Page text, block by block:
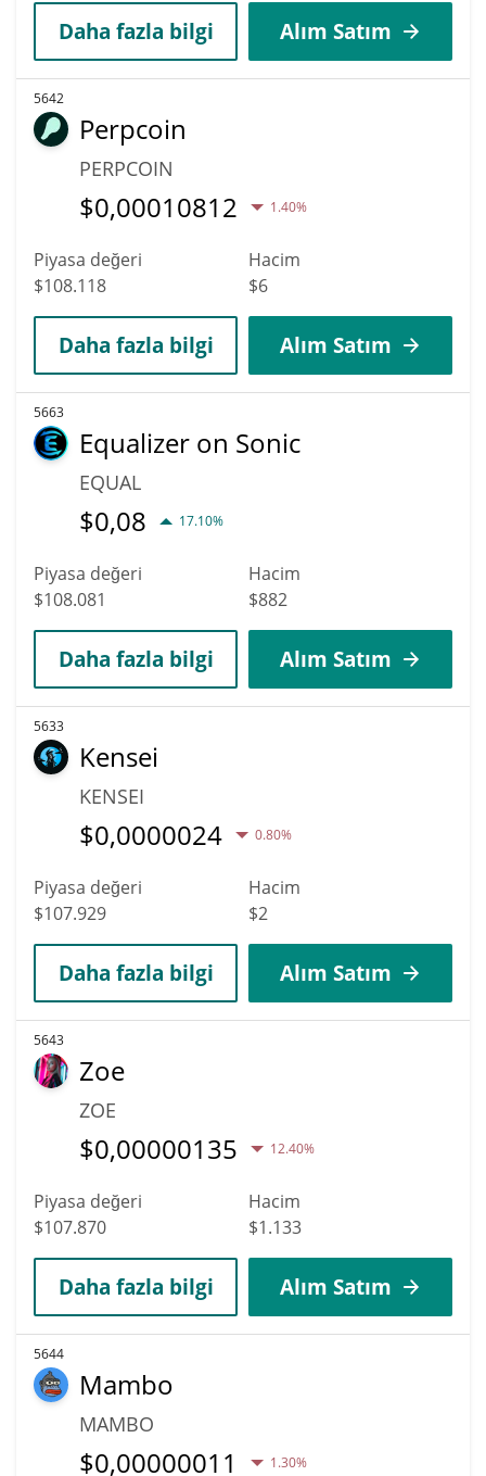
Daha fazla bilgi Alım Satım
5642
Perpcoin
PERPCOIN
$0,00010812 1.40%
Piyasa değeri
$108.118
Hacim
$6
Daha fazla bilgi Alım Satım
5663
Equalizer on Sonic
EQUAL
$0,08 17.10%
Piyasa değeri
$108.081
Hacim
$882
Daha fazla bilgi Alım Satım
5633
Kensei
KENSEI
$0,0000024 0.80%
Piyasa değeri
$107.929
Hacim
$2
Daha fazla bilgi Alım Satım
5643
Zoe
ZOE
$0,00000135 12.40%
Piyasa değeri
$107.870
Hacim
$1.133
Daha fazla bilgi Alım Satım
5644
Mambo
MAMBO
$0,00000011 1.30%